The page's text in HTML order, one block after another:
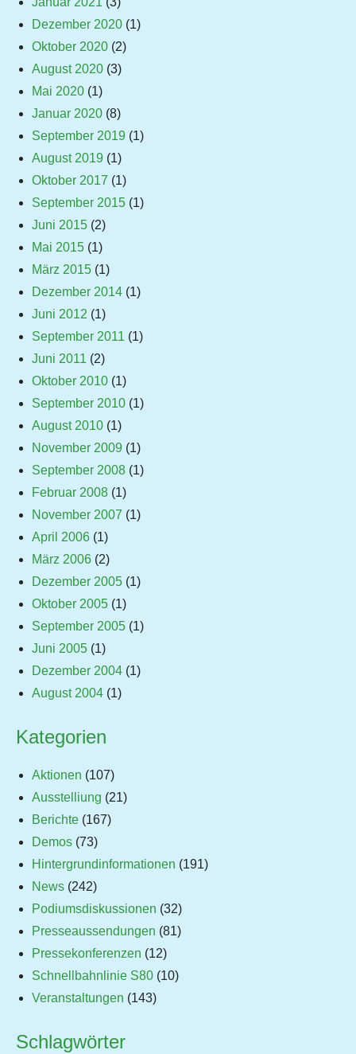
Dezember 2020 (1)
Oktober 2020 (2)
August 2020 (3)
Mai 2020 (1)
Januar 2020 (8)
September 2019 (1)
August 2019 (1)
Oktober 2017 (1)
September 2015 (1)
Juni 2015 (2)
Mai 2015 (1)
März 2015 (1)
Dezember 2014 (1)
Juni 2012 (1)
September 2011 (1)
Juni 2011 (2)
Oktober 2010 (1)
September 2010 (1)
August 2010 (1)
November 2009 (1)
September 2008 (1)
Februar 2008 (1)
November 2007 (1)
April 2006 (1)
März 2006 (2)
Dezember 2005 (1)
Oktober 2005 (1)
September 2005 (1)
Juni 2005 (1)
Dezember 2004 (1)
August 2004 (1)
Kategorien
Aktionen (107)
Ausstelliung (21)
Berichte (167)
Demos (73)
Hintergrundinformationen (191)
News (242)
Podiumsdiskussionen (32)
Presseaussendungen (81)
Pressekonferenzen (12)
Schnellbahnlinie S80 (10)
Veranstaltungen (143)
Schlagwörter